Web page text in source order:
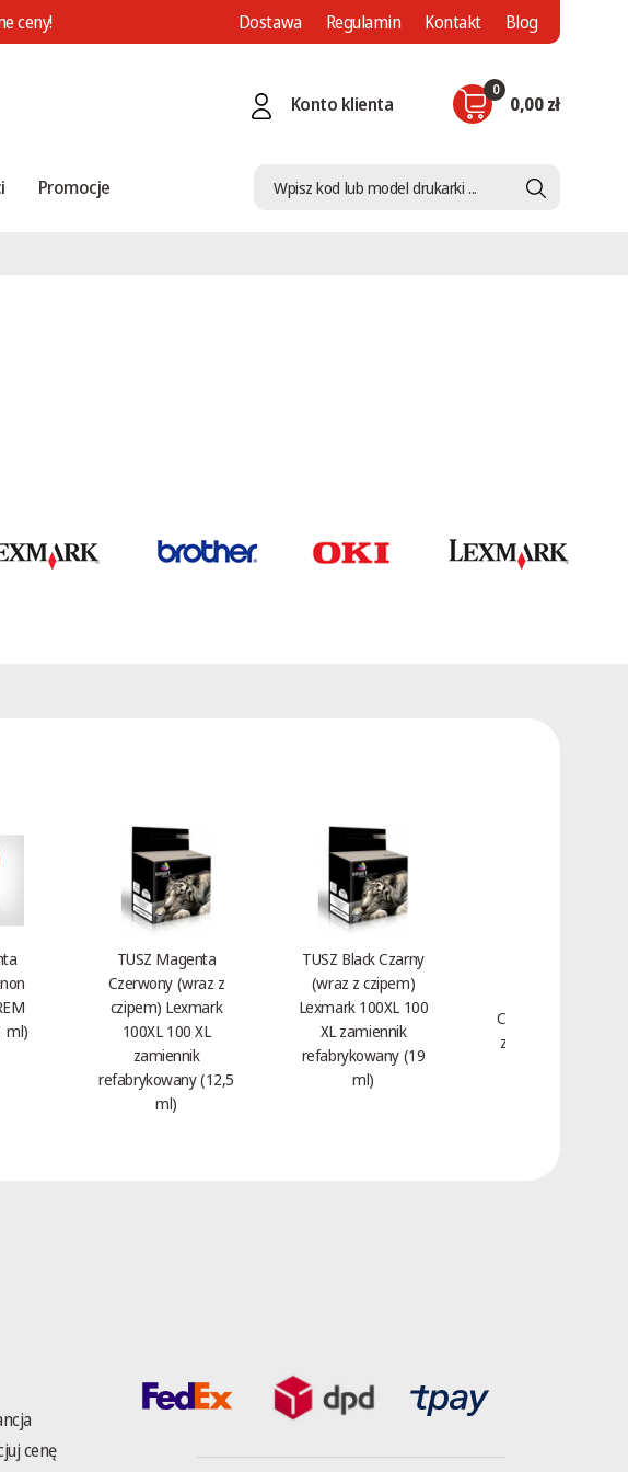
ceny! Dostawa Regulamin Kontakt Blog
Konto klienta
0
0,00 zł
Promocje
ml)
TUSZ Magenta
Czerwony (wraz z
czipem) Lexmark
100XL 100 XL
zamiennik
refabrykowany (12,5
ml)
TUSZ Black Czarny
(wraz z czipem)
Lexmark 100XL 100
XL zamiennik
refabrykowany (19
ml)
Czerwony HP 312A
zamiennik CF383A
cenę